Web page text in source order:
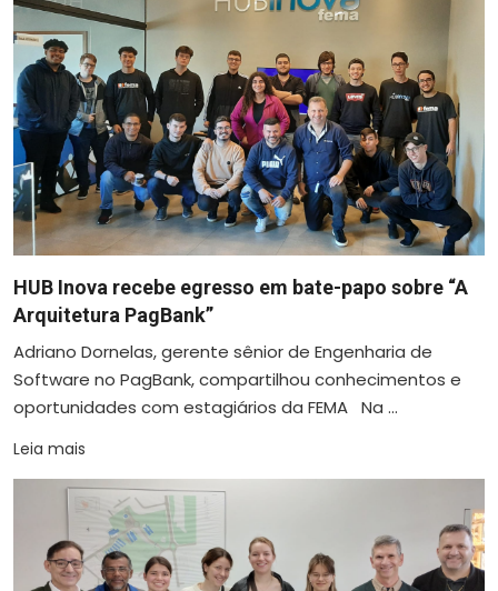
HUB Inova recebe egresso em bate-papo sobre “A
Arquitetura PagBank”
Adriano Dornelas, gerente sênior de Engenharia de
Software no PagBank, compartilhou conhecimentos e
oportunidades com estagiários da FEMA Na ...
Leia mais